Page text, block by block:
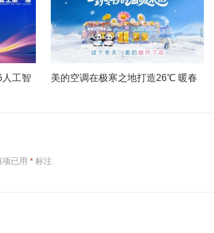
工智
美的空调在极寒之地打造26℃ 暖春
项已用 * 标注